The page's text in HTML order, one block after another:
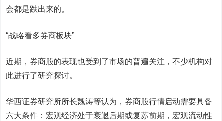
会都是跌出来的。
“战略看多券商板块”
近期，券商股的表现也受到了市场的普遍关注，不少机构对
此进行了研究探讨。
华西证券研究所所长魏涛等认为，券商股行情启动需要具备
六大条件：宏观经济处于衰退后期或复苏前期，宏观流动性